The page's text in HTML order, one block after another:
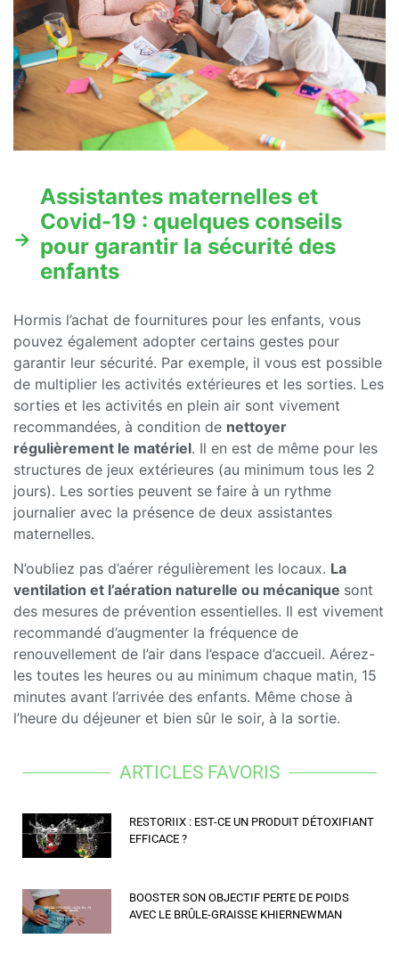
Assistantes maternelles et
Covid-19 : quelques conseils
pour garantir la sécurité des
enfants
Hormis l’achat de fournitures pour les enfants, vous
pouvez également adopter certains gestes pour
garantir leur sécurité. Par exemple, il vous est possible
de multiplier les activités extérieures et les sorties. Les
sorties et les activités en plein air sont vivement
recommandées, à condition de nettoyer
régulièrement le matériel. Il en est de même pour les
structures de jeux extérieures (au minimum tous les 2
jours). Les sorties peuvent se faire à un rythme
journalier avec la présence de deux assistantes
maternelles.
N’oubliez pas d’aérer régulièrement les locaux. La
ventilation et l’aération naturelle ou mécanique sont
des mesures de prévention essentielles. Il est vivement
recommandé d’augmenter la fréquence de
renouvellement de l’air dans l’espace d’accueil. Aérez-
les toutes les heures ou au minimum chaque matin, 15
minutes avant l’arrivée des enfants. Même chose à
l’heure du déjeuner et bien sûr le soir, à la sortie.
ARTICLES FAVORIS
RESTORIIX : EST-CE UN PRODUIT DÉTOXIFIANT
EFFICACE ?
BOOSTER SON OBJECTIF PERTE DE POIDS
AVEC LE BRÛLE-GRAISSE KHIERNEWMAN